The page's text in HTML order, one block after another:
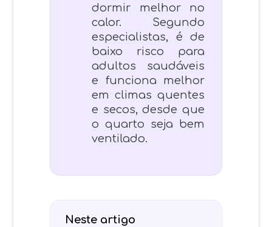
dormir melhor no
calor. Segundo
especialistas, é de
baixo risco para
adultos saudáveis
e funciona melhor
em climas quentes
e secos, desde que
o quarto seja bem
ventilado.
Neste artigo